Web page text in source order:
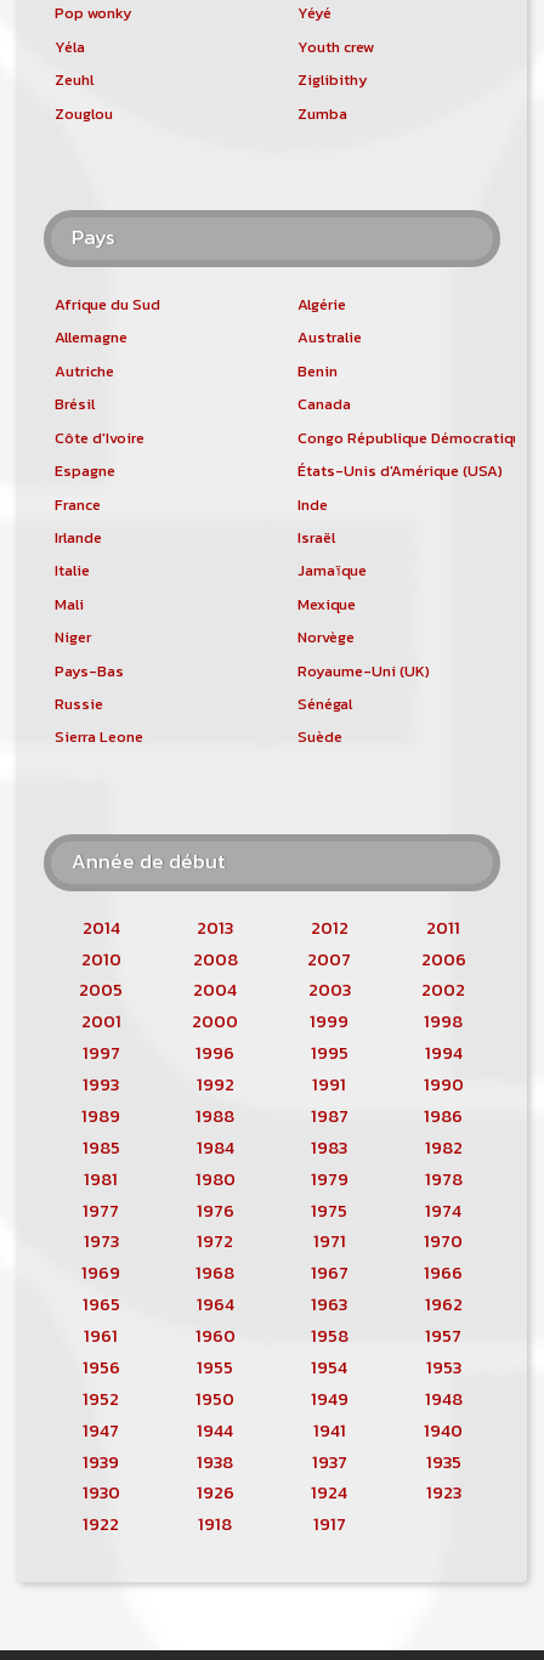
Pop wonky
Yéyé
Yéla
Youth crew
Zeuhl
Ziglibithy
Zouglou
Zumba
Pays
Afrique du Sud
Algérie
Allemagne
Australie
Autriche
Benin
Brésil
Canada
Côte d'Ivoire
Congo République Démocratique
Espagne
États-Unis d'Amérique (USA)
France
Inde
Irlande
Israël
Italie
Jamaïque
Mali
Mexique
Niger
Norvège
Pays-Bas
Royaume-Uni (UK)
Russie
Sénégal
Sierra Leone
Suède
Année de début
2014 2013 2012
2011
2010
2008 2007
2006
2005
2004 2003
2002
2001
2000 1999
1998
1997
1996 1995
1994
1993
1992 1991
1990
1989
1988 1987
1986
1985
1984 1983
1982
1981
1980 1979
1978
1977
1976 1975
1974
1973
1972 1971
1970
1969
1968 1967
1966
1965
1964 1963
1962
1961
1960 1958
1957
1956
1955 1954
1953
1952
1950 1949
1948
1947
1944 1941
1940
1939
1938 1937
1935
1930
1926 1924
1923
1922
1918 1917